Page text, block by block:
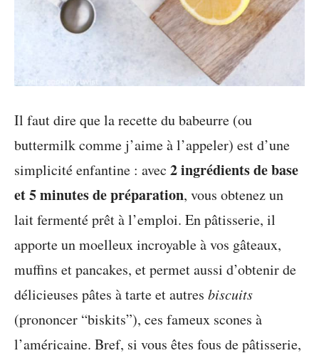
Il faut dire que la recette du babeurre (ou
buttermilk comme j’aime à l’appeler) est d’une
simplicité enfantine : avec 2 ingrédients de base
et 5 minutes de préparation, vous obtenez un
lait fermenté prêt à l’emploi. En pâtisserie, il
apporte un moelleux incroyable à vos gâteaux,
muffins et pancakes, et permet aussi d’obtenir de
délicieuses pâtes à tarte et autres biscuits
(prononcer “biskits”), ces fameux scones à
l’américaine. Bref, si vous êtes fous de pâtisserie,